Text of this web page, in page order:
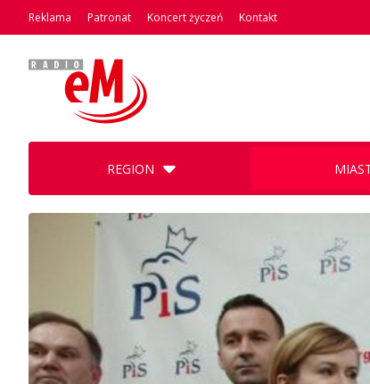
Reklama Patronat Koncert życzeń Kontakt
REGION